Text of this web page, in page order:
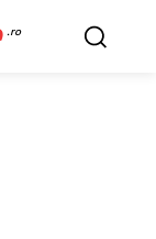
.ro